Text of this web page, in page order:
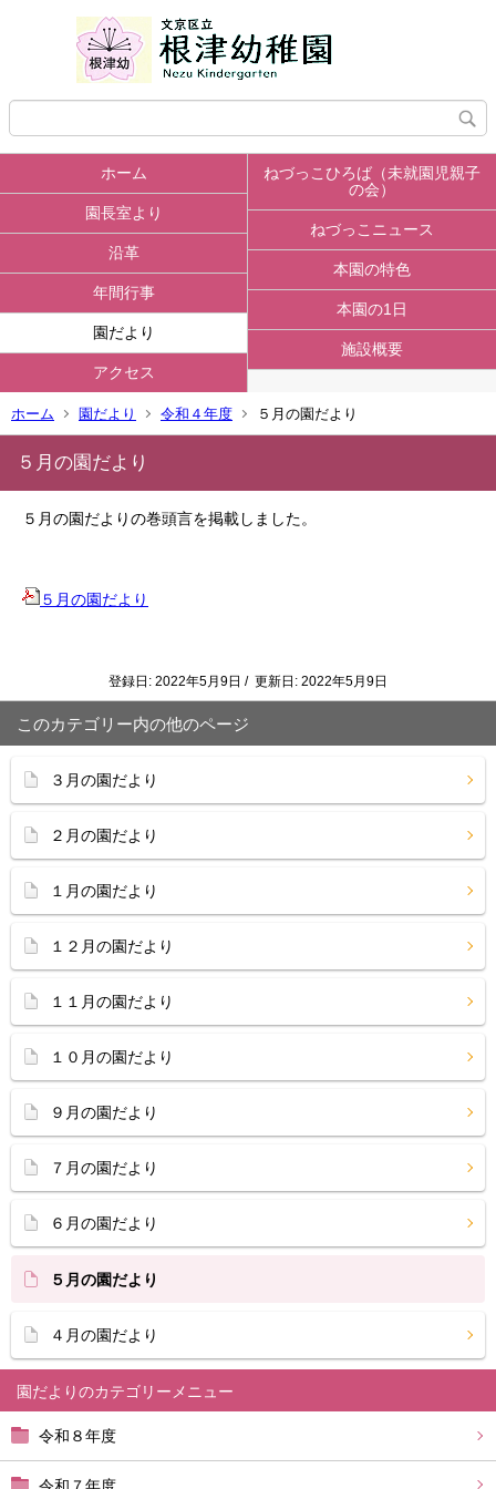
ホーム
ねづっこひろば（未就園児親子
の会）
園長室より
ねづっこニュース
沿革
本園の特色
年間行事
本園の1日
園だより
施設概要
アクセス
ホーム 園だより 令和４年度 ５月の園だより
園だより
令和８年度
５月の園だより
５月の園だよりの巻頭言を掲載しました。
５月の園だより
登録日: 2022年5月9日 / 更新日: 2022年5月9日
このカテゴリー内の他のページ
３月の園だより
２月の園だより
１月の園だより
１２月の園だより
１１月の園だより
１０月の園だより
９月の園だより
７月の園だより
６月の園だより
５月の園だより
４月の園だより